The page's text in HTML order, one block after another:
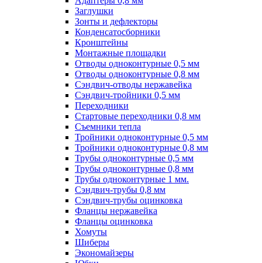
Заглушки
Зонты и дефлекторы
Конденсатосборники
Кронштейны
Монтажные площадки
Отводы одноконтурные 0,5 мм
Отводы одноконтурные 0,8 мм
Сэндвич-отводы нержавейка
Сэндвич-тройники 0,5 мм
Переходники
Стартовые переходники 0,8 мм
Съемники тепла
Тройники одноконтурные 0,5 мм
Тройники одноконтурные 0,8 мм
Трубы одноконтурные 0,5 мм
Трубы одноконтурные 0,8 мм
Трубы одноконтурные 1 мм.
Сэндвич-трубы 0,8 мм
Сэндвич-трубы оцинковка
Фланцы нержавейка
Фланцы оцинковка
Хомуты
Шиберы
Экономайзеры